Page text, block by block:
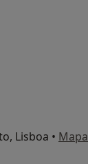
Lisboa • Mapa